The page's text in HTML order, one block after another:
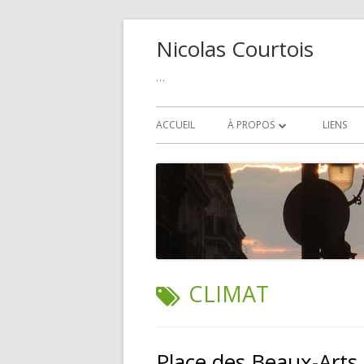
Nicolas Courtois
…
Menu
principal
ACCUEIL À PROPOS LIENS
ÉTIQUETTE :
CLIMAT